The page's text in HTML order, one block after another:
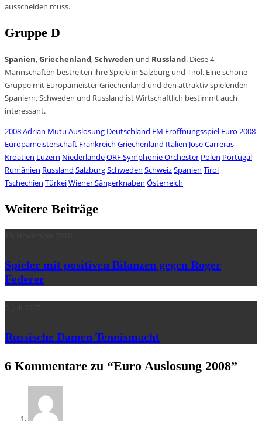
ausscheiden muss.
Gruppe D
Spanien,Griechenland,Schweden und Russland. Diese 4
Mannschaften bestreiten ihre Spiele in Salzburg und Tirol. Eine schöne
Gruppe mit Europameister Griechenland und den attraktiv spielenden
Spaniern. Schweden und Russland ist Wirtschaftlich bestimmt auch
interessant.
2008Adrian Mutu Auslosung Deutschland EM Eröffnungsspiel Euro 2008
Europameisterschaft Frankreich Griechenland Italien Jose Carreras
Kroatien Luzern NiederlandeORF Symphonie Orchester Polen Portugal
Rumänien Russland SalzburgSchweden SchweizSpanien Tirol
Tschechien TürkeiWiener Sängerknaben Österreich
Weitere Beiträge
Spieler mit positiven Bilanzen gegen Roger
Federer
Russische Damen Tennismacht
6 Kommentare zu “Euro Auslosung 2008”